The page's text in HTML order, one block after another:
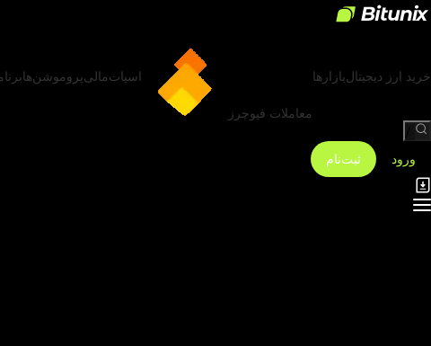
خرید ارز دیجیتالبازارها
معاملات فیوچرز
اسپاتمالیپروموشن‌ها
ورود
ثبت‌نام